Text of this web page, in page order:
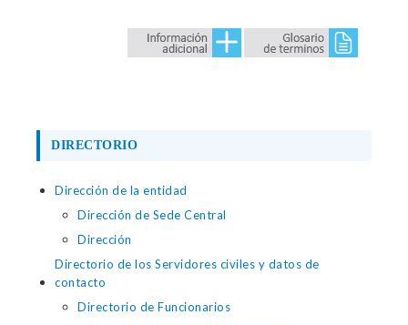
DIRECTORIO
Dirección de la entidad
Dirección de Sede Central
Dirección
Directorio de los Servidores civiles y datos de
contacto
Directorio de Funcionarios